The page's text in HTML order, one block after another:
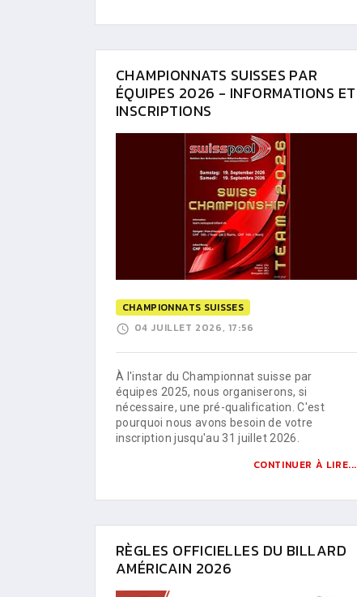
CHAMPIONNATS SUISSES PAR
ÉQUIPES 2026 - INFORMATIONS ET
INSCRIPTIONS
CHAMPIONNATS SUISSES
04 JUILLET 2026, 17:56
À l'instar du Championnat suisse par
équipes 2025, nous organiserons, si
nécessaire, une pré-qualification. C'est
pourquoi nous avons besoin de votre
inscription jusqu'au 31 juillet 2026.
CONTINUER À LIRE...
RÈGLES OFFICIELLES DU BILLARD
AMÉRICAIN 2026